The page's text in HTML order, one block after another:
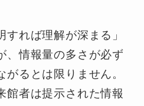
すれば理解が深まる」
、情報量の多さが必ず
がるとは限りません。
館者は提示された情報